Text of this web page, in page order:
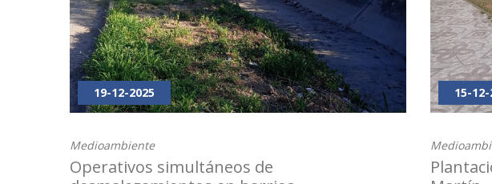
19-12-2025
Medioambiente
Operativos simultáneos de
15-12-